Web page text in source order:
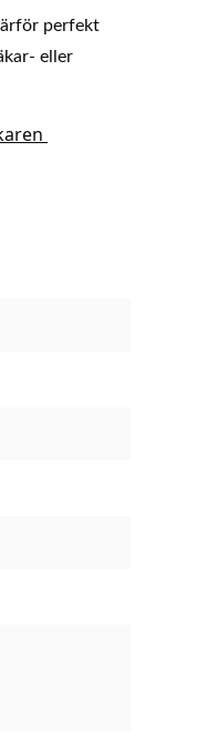
perfekt
eller